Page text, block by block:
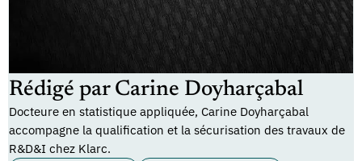
Rédigé par Carine Doyharçabal
Docteure en statistique appliquée, Carine Doyharçabal
accompagne la qualification et la sécurisation des travaux de
R&D&I chez Klarc.